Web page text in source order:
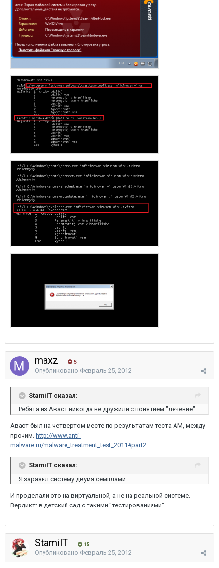
maxz 5
Опубликовано Февраль 25, 2012
StamilT сказал:
Ребята из Аваст никогда не дружили с понятием "лечение".
Аваст был на четвертом месте по результатам теста АМ, между
прочим. http://www.anti-
malware.ru/malware_treatment_test_2011#part2
StamilT сказал:
Я заразил систему двумя семплами.
И проделали это на виртуальной, а не на реальной системе.
Вердикт: в детский сад с такими "тестированиями".
StamilT 15
Опубликовано Февраль 25, 2012